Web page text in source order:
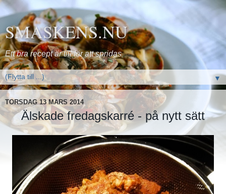
SMASKENS.NU
Ett bra recept är till för att spridas
▼
TORSDAG 13 MARS 2014
Älskade fredagskarré - på nytt sätt